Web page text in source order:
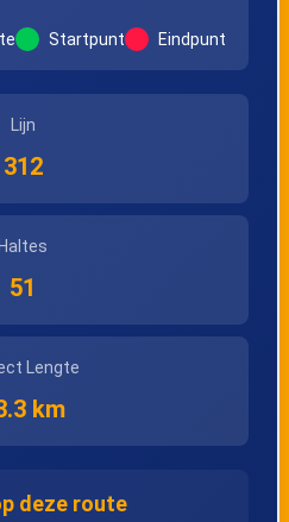
Sint-Andries, Jan
Sint-Michiels,
Startpunt Eindpunt
Lijn
312
Haltes
51
Lengte
km
deze route